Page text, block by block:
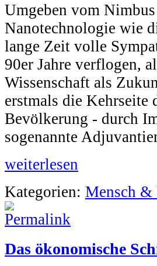
Umgeben vom
Nanotechnologie wie
lange Zeit volle
90er Jahre verflogen,
Wissenschaft als
erstmals die Kehrseite
Bevölkerung - durch
sogenannte
weiterlesen
Kategorien: Mensch
Das ökonomische